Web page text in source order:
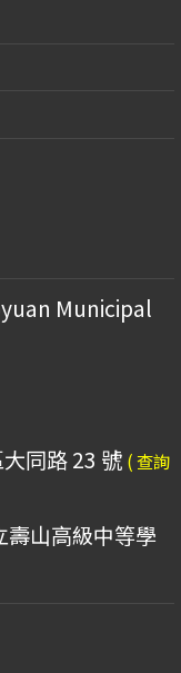
Municipal
同路 23 號 ( 查詢
壽山高級中等學